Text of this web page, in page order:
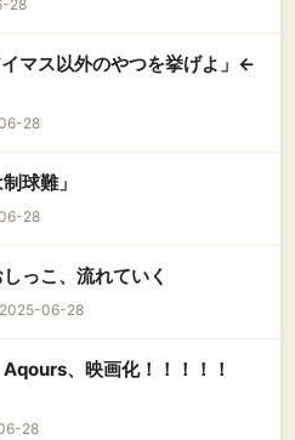
28
マス以外のやつを挙げよ」←
28
球難」
28
っこ、流れていく
2025-06-28
、映画化！！！！！
28